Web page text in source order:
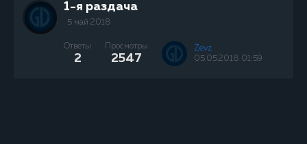
1-я раздача
5 май 2018
Ответы
2
Просмотры
2547
Zevz
05.05.2018 01:59